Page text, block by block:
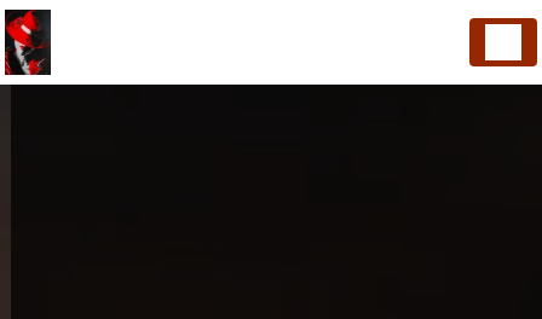
Panneau de gestion des cookies